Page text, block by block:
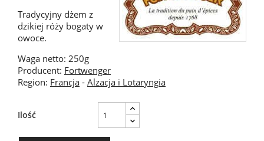
Tradycyjny dżem z
dzikiej róży bogaty w
owoce.
Waga netto: 250g
Producent: Fortwenger
Region: Francja - Alzacja i Lotaryngia
Ilość